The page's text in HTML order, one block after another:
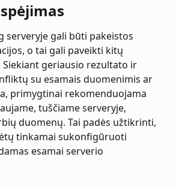
serveryje gali būti pakeistos
o tai gali paveikti kitų
Siekiant geriausio rezultato ir
su esamais duomenimis ar
primygtinai rekomenduojama
tuščiame serveryje,
duomenų. Tai padės užtikrinti,
tinkamai sukonfigūruoti
esamai serverio